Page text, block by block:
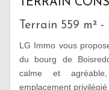
TERRAIN
Terrain 559 m²
LG Immo vous
du bourg de
calme et
emplacement privilégié